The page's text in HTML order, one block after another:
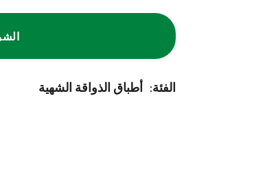
أطباق الذواقة الشهية :الفئة